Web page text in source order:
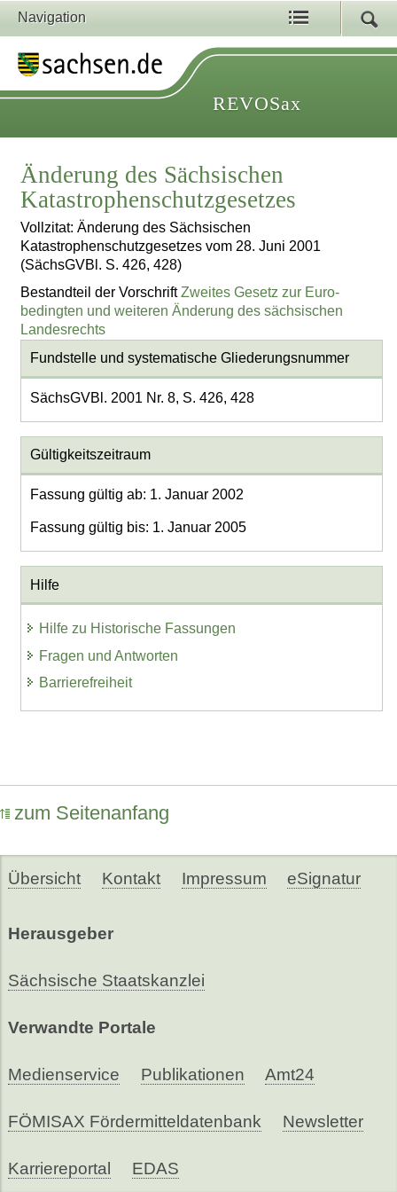
Navigation
REVOSax
Änderung des Sächsischen
Katastrophenschutzgesetzes
Vollzitat: Änderung des Sächsischen
Katastrophenschutzgesetzes vom 28. Juni 2001
(SächsGVBl. S. 426, 428)
Bestandteil der VorschriftZweites Gesetz zur Euro-
bedingten und weiteren Änderung des sächsischen
Landesrechts
Fundstelle und systematische Gliederungsnummer
SächsGVBl. 2001 Nr. 8, S. 426, 428
Gültigkeitszeitraum
Fassung gültig ab: 1. Januar 2002
Fassung gültig bis: 1. Januar 2005
Hilfe
Hilfe zu Historische Fassungen
Fragen und Antworten
Barrierefreiheit
zum Seitenanfang
Übersicht Kontakt Impressum eSignatur
Herausgeber
Sächsische Staatskanzlei
Verwandte Portale
Medienservice Publikationen Amt24
FÖMISAX Fördermitteldatenbank Newsletter
Karriereportal EDAS